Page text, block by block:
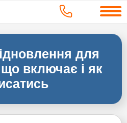
для
включає і як